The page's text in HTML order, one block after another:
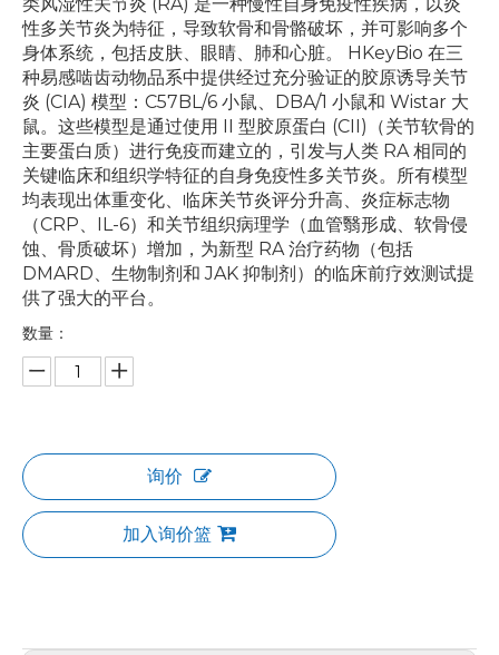
性多关节炎为特征，导致软骨和骨骼破坏，并可影响多个
身体系统，包括皮肤、眼睛、肺和心脏。 HKeyBio 在三
种易感啮齿动物品系中提供经过充分验证的胶原诱导关节
炎 (CIA) 模型：C57BL/6 小鼠、DBA/1 小鼠和 Wistar 大
鼠。这些模型是通过使用 II 型胶原蛋白 (CII)（关节软骨的
主要蛋白质）进行免疫而建立的，引发与人类 RA 相同的
关键临床和组织学特征的自身免疫性多关节炎。所有模型
均表现出体重变化、临床关节炎评分升高、炎症标志物
（CRP、IL-6）和关节组织病理学（血管翳形成、软骨侵
蚀、骨质破坏）增加，为新型 RA 治疗药物（包括
DMARD、生物制剂和 JAK 抑制剂）的临床前疗效测试提
供了强大的平台。
数量：
询价
加入询价篮